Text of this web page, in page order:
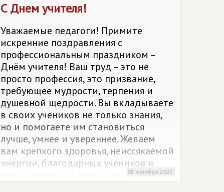
С Днем учителя!
Уважаемые педагоги! Примите
искренние поздравления с
профессиональным праздником –
Днём учителя! Ваш труд – это не
просто профессия, это призвание,
требующее мудрости, терпения и
душевной щедрости. Вы вкладываете
в своих учеников не только знания,
но и помогаете им становиться
лучше, умнее и увереннее. Желаем
вам крепкого здоровья, неиссякаемой
энергии, благодарных учеников и
новых успехов в вашем важном и
05 октября 2025